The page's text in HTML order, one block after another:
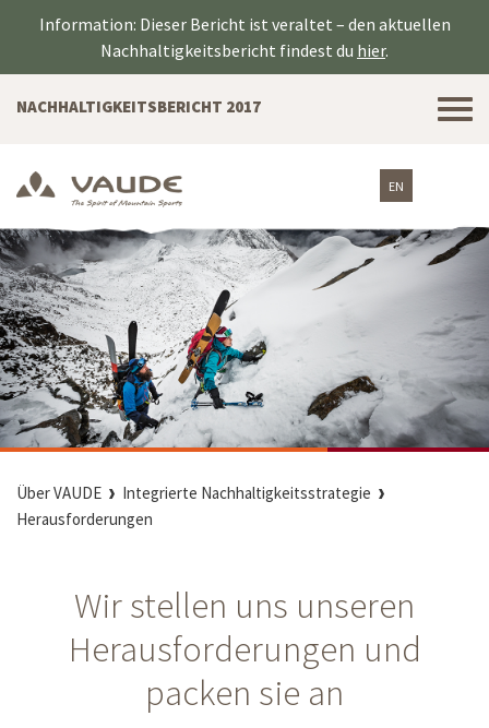
Information: Dieser Bericht ist veraltet – den aktuellen
Nachhaltigkeitsbericht findest du hier.
EN
NACHHALTIGKEITSBERICHT 2017
Über VAUDE
Integrierte Nachhaltigkeitsstrategie
Herausforderungen
Wir stellen uns unseren
Herausforderungen und
packen sie an